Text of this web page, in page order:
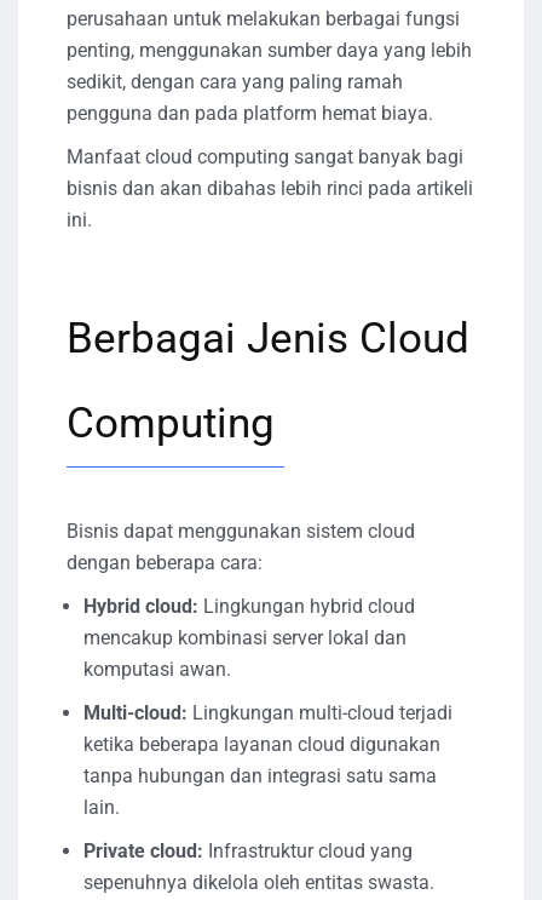
perusahaan untuk melakukan berbagai fungsi
penting, menggunakan sumber daya yang lebih
sedikit, dengan cara yang paling ramah
pengguna dan pada platform hemat biaya.
Manfaat cloud computing sangat banyak bagi
bisnis dan akan dibahas lebih rinci pada artikeli
ini.
Berbagai Jenis Cloud
Computing
Bisnis dapat menggunakan sistem cloud
dengan beberapa cara:
Hybrid cloud: Lingkungan hybrid cloud
mencakup kombinasi server lokal dan
komputasi awan.
Multi-cloud: Lingkungan multi-cloud terjadi
ketika beberapa layanan cloud digunakan
tanpa hubungan dan integrasi satu sama
lain.
Private cloud: Infrastruktur cloud yang
sepenuhnya dikelola oleh entitas swasta.